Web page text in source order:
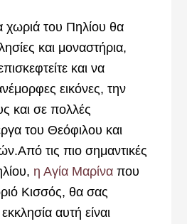
χωριά του Πηλίου θα
και μοναστήρια,
και να
εικόνες, την
και σε πολλές
του Θεόφιλου και
τις πιο σημαντικές
η Αγία Μαρίνα που
Κισσός, θα σας
αυτή είναι